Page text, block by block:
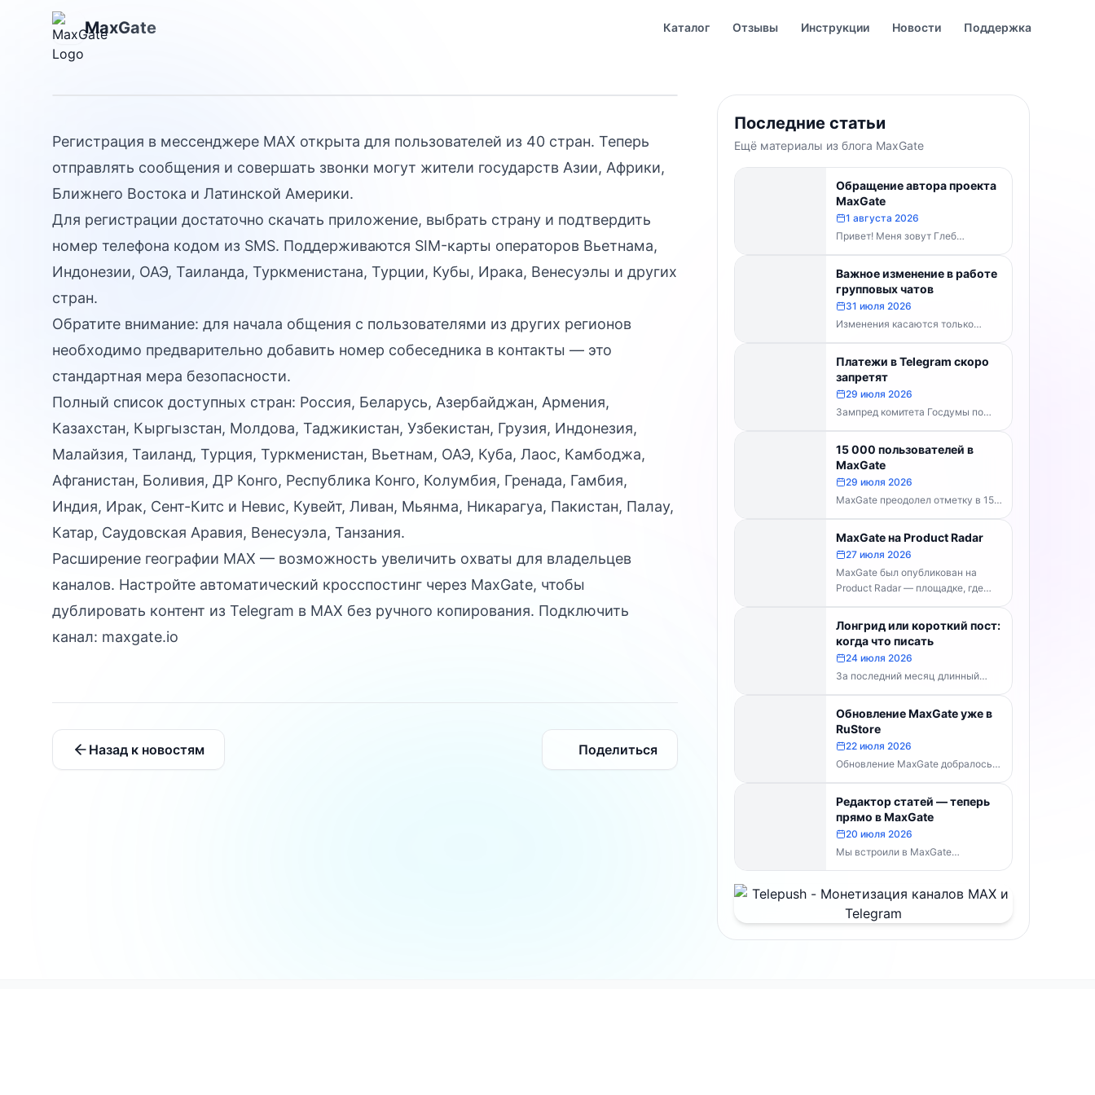
MaxGate Каталог Отзывы Инструкции Новости Поддержка
40 стран
Регистрация в мессенджере MAX открыта для пользователей из 40 стран. Теперь
отправлять сообщения и совершать звонки могут жители государств Азии, Африки,
Ближнего Востока и Латинской Америки.
Для регистрации достаточно скачать приложение, выбрать страну и подтвердить
номер телефона кодом из SMS. Поддерживаются SIM-карты операторов Вьетнама,
Индонезии, ОАЭ, Таиланда, Туркменистана, Турции, Кубы, Ирака, Венесуэлы и других
стран.
Обратите внимание: для начала общения с пользователями из других регионов
необходимо предварительно добавить номер собеседника в контакты — это
стандартная мера безопасности.
Полный список доступных стран: Россия, Беларусь, Азербайджан, Армения,
Казахстан, Кыргызстан, Молдова, Таджикистан, Узбекистан, Грузия, Индонезия,
Малайзия, Таиланд, Турция, Туркменистан, Вьетнам, ОАЭ, Куба, Лаос, Камбоджа,
Афганистан, Боливия, ДР Конго, Республика Конго, Колумбия, Гренада, Гамбия,
Индия, Ирак, Сент-Китс и Невис, Кувейт, Ливан, Мьянма, Никарагуа, Пакистан, Палау,
Катар, Саудовская Аравия, Венесуэла, Танзания.
Расширение географии MAX — возможность увеличить охваты для владельцев
каналов. Настройте автоматический кросспостинг через MaxGate, чтобы
дублировать контент из Telegram в MAX без ручного копирования. Подключить
канал: maxgate.io
Назад к новостям Поделиться
Последние статьи
Ещё материалы из блога MaxGate
Обращение автора проекта
MaxGate
1 августа 2026
Привет! Меня зовут Глеб
Буваненко — кто-то из вас уже
знает меня по чату поддержки....
Важное изменение в работе
групповых чатов
31 июля 2026
Изменения касаются только
групп и чатов. Каналы работают в
прежнем режиме — владельцам
каналов делать...
Платежи в Telegram скоро
запретят
29 июля 2026
Зампред комитета Госдумы по
информполитике Андрей Свинцов
рекомендовал россиянам
временно воздержаться от оплат
внутри Telegram...
15 000 пользователей в
MaxGate
29 июля 2026
MaxGate преодолел отметку в 15
000 пользователей! Каждый день
сервис обрабатывает более 30
000 фотографий...
MaxGate на Product Radar
27 июля 2026
MaxGate был опубликован на
Product Radar — площадке, где
выбирают лучшие российские
технологические продукты. Если...
Лонгрид или короткий пост:
когда что писать
24 июля 2026
За последний месяц длинный
формат перестал быть
технической проблемой. Telegram
выпустил конструктор статей,
MaxGate научился...
Обновление MaxGate уже в
RuStore
22 июля 2026
Обновление MaxGate добралось
до RuStore — теперь актуальная
версия доступна всем, без
скачивания APK напрямую:...
Редактор статей — теперь
прямо в MaxGate
20 июля 2026
Мы встроили в MaxGate
собственный редактор статей.
таблицами, изображениями и
полным...